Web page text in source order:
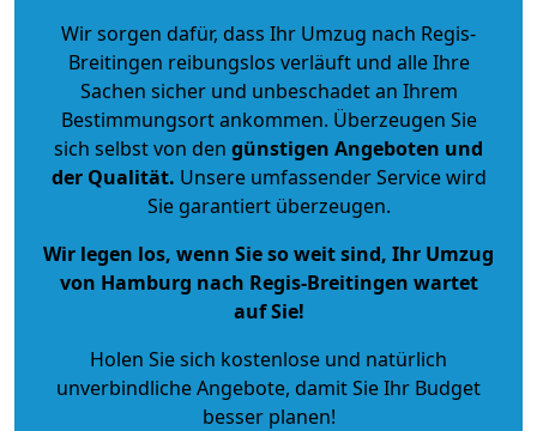
Wir sorgen dafür, dass Ihr Umzug nach Regis-
Breitingen reibungslos verläuft und alle Ihre
Sachen sicher und unbeschadet an Ihrem
Bestimmungsort ankommen. Überzeugen Sie
sich selbst von den günstigen Angeboten und
der Qualität. Unsere umfassender Service wird
Sie garantiert überzeugen.
Wir legen los, wenn Sie so weit sind, Ihr Umzug
von Hamburg nach Regis-Breitingen wartet
auf Sie!
Holen Sie sich kostenlose und natürlich
unverbindliche Angebote, damit Sie Ihr Budget
besser planen!